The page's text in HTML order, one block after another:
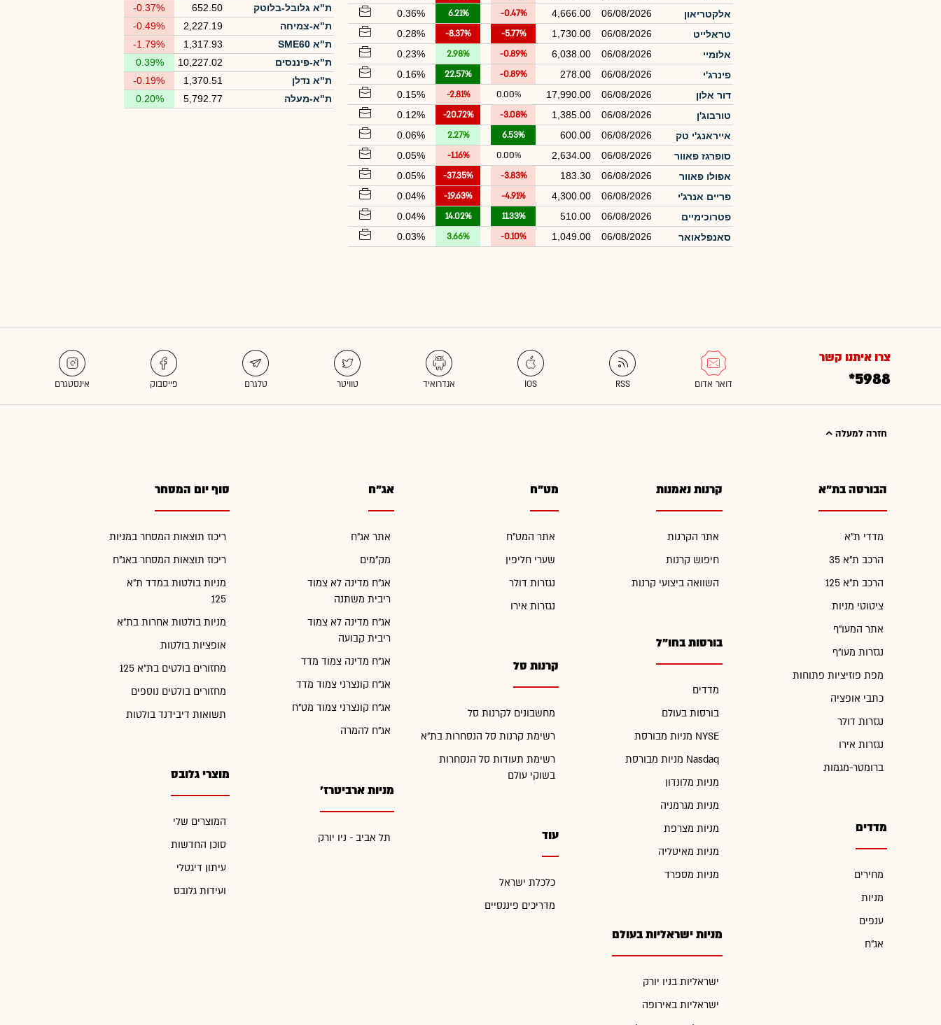
אלקטריאון
06/08/2026
4,666.00
-0.47%
6.21%
0.36%
טראלייט
06/08/2026
1,730.00
-5.77%
-8.37%
0.28%
אלומיי
06/08/2026
6,038.00
-0.89%
2.98%
0.23%
פינרג'י
06/08/2026
278.00
-0.89%
22.57%
0.16%
דור אלון
06/08/2026
17,990.00
0.00%
-2.81%
0.15%
טורבוג'ן
06/08/2026
1,385.00
-3.08%
-20.72%
0.12%
אייראנג'י טק
06/08/2026
600.00
6.53%
2.27%
0.06%
סופרגז פאוור
06/08/2026
2,634.00
0.00%
-1.16%
0.05%
אפולו פאוור
06/08/2026
183.30
-3.83%
-37.35%
0.05%
פריים אנרג'י
06/08/2026
4,300.00
-4.91%
-19.63%
0.04%
פטרוכימיים
06/08/2026
510.00
11.33%
14.02%
0.04%
סאנפלאואר
06/08/2026
1,049.00
-0.10%
3.66%
0.03%
ת"א גלובל-בלוטק
652.50
-0.37%
ת"א-צמיחה
2,227.19
-0.49%
ת"א SME60
1,317.93
-1.79%
ת"א-פיננסים
10,227.02
0.39%
ת"א נדלן
1,370.51
-0.19%
ת"א-מעלה
5,792.77
0.20%
צרו איתנו קשר
*5988
חזרה למעלה
הבורסה בת"א
מדדי ת"א
הרכב ת"א 35
הרכב ת"א 125
ציטוטי מניות
אתר המעו"ף
נגזרות מעו"ף
מפת פוזיציות פתוחות
כתבי אופציה
נגזרות דולר
נגזרות אירו
ברומטר-מגמות
מדדים
מחירים
מניות
ענפים
אג"ח
קרנות נאמנות
אתר הקרנות
חיפוש קרנות
השוואה ביצועי קרנות
בורסות בחו"ל
מדדים
בורסות בעולם
מניות מבורסת NYSE
מניות מבורסת Nasdaq
מניות מלונדון
מניות מגרמניה
מניות מצרפת
מניות מאיטליה
מניות מספרד
מניות ישראליות בעולם
ישראליות בניו יורק
ישראליות באירופה
מט"ח
אתר המט"ח
שערי חליפין
נגזרות דולר
נגזרות אירו
קרנות סל
מחשבונים לקרנות סל
רשימת קרנות סל הנסחרות בת"א
רשימת תעודות סל הנסחרות
בשוקי עולם
עוד
כלכלת ישראל
מדריכים פיננסיים
אג"ח
אתר אג"ח
מק"מים
אג"ח מדינה לא צמוד
ריבית משתנה
אג"ח מדינה לא צמוד
ריבית קבועה
אג"ח מדינה צמוד מדד
אג"ח קונצרני צמוד מדד
אג"ח קונצרני צמוד מט"ח
אג"ח להמרה
מניות ארביטרז'
תל אביב - ניו יורק
סוף יום המסחר
ריכוז תוצאות המסחר במניות
ריכוז תוצאות המסחר באג"ח
מניות בולטות במדד ת"א
125
מניות בולטות אחרות בת"א
אופציות בולטות
מחזורים בולטים בת"א 125
מחזורים בולטים נוספים
תשואות דיבידנד בולטות
מוצרי גלובס
המוצרים שלי
סוכן החדשות
עיתון דיגטלי
ועידות גלובס